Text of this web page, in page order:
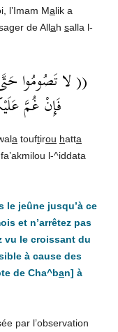
l’Imam Malik a
de Allah salla l-
(( لا تَصُومُوا
فَإِنْ غُمَّ
a touftirou hatta
l-^iddata
le jeûne jusqu’à ce
et n’arrêtez pas
vu le croissant du
à cause des
de Cha^ban] à
par l’observation